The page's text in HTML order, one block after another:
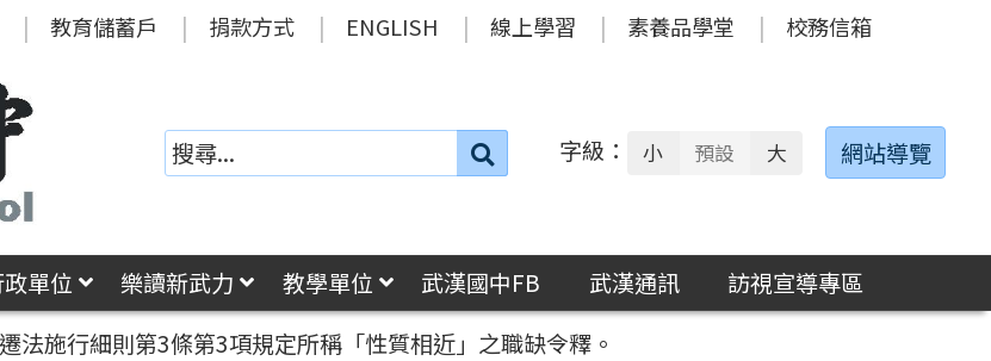
教育儲蓄戶 捐款方式 ENGLISH 線上學習 素養品學堂 校務信箱
搜
字級： 小 預設 大 網站導覽
單位 樂讀新武力 教學單位 武漢國中FB 武漢通訊
訪視宣導專區
法施行細則第3條第3項規定所稱「性質相近」之職缺令釋。